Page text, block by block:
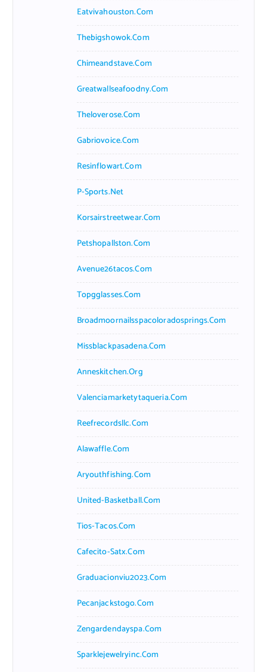
Eatvivahouston.com
Thebigshowok.com
Chimeandstave.com
Greatwallseafoodny.com
Theloverose.com
Gabriovoice.com
Resinflowart.com
P-Sports.net
Korsairstreetwear.com
Petshopallston.com
Avenue26tacos.com
Topgglasses.com
Broadmoornailsspacoloradosprings.com
Missblackpasadena.com
Anneskitchen.org
Valenciamarketytaqueria.com
Reefrecordsllc.com
Alawaffle.com
Aryouthfishing.com
United-Basketball.com
Tios-Tacos.com
Cafecito-Satx.com
Graduacionviu2023.com
Pecanjackstogo.com
Zengardendayspa.com
Sparklejewelryinc.com